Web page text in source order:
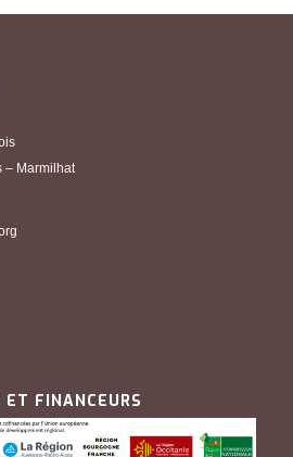
– Marmilhat
ET FINANCEURS